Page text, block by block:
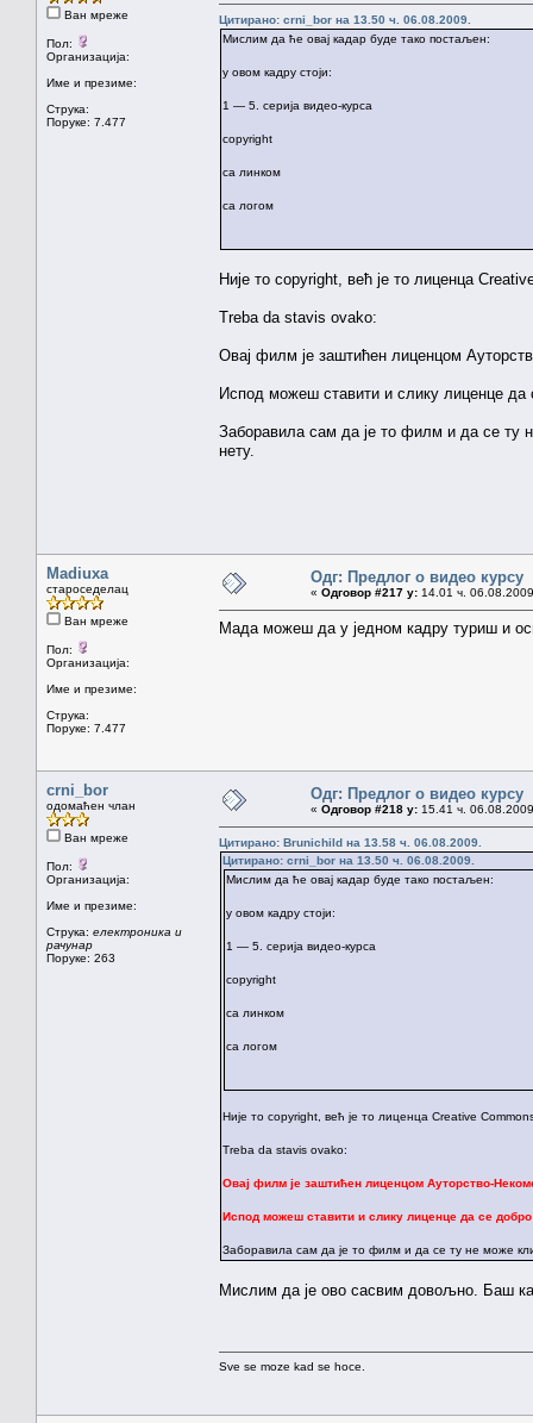
Ван мреже
Пол:
Организација:
Име и презиме:
Струка:
Поруке: 7.477
Цитирано: crni_bor на 13.50 ч. 06.08.2009.
Мислим да ће овај кадар буде тако постаљен:
у овом кадру стоји:
1 — 5. серија видео-курса
copyright
са линком
са логом
Није то copyright, већ је то лиценца
Treba da stavis ovako:
Овај филм је заштићен лиценцом
Испод можеш ставити и слику лиценце да
Заборавила сам да је то филм и да се ту
нету.
Madiuxa
староседелац
Ван мреже
Пол:
Организација:
Име и презиме:
Струка:
Поруке: 7.477
Одг: Предлог о видео курсу
« Одговор #217 у: 14.01 ч.
Мада можеш да у једном кадру туриш и
crni_bor
одомаћен члан
Ван мреже
Пол:
Организација:
Име и презиме:
Струка: електроника и
рачунар
Поруке: 263
Одг: Предлог о видео курсу
« Одговор #218 у: 15.41 ч.
Цитирано: Brunichild на 13.58 ч. 06.08.2009.
Цитирано: crni_bor на 13.50 ч. 06.08.2009.
Мислим да ће овај кадар буде тако постаљен:
у овом кадру стоји:
1 — 5. серија видео-курса
copyright
са линком
са логом
Није то copyright, већ је то лиценца Creative
Treba da stavis ovako:
Овај филм је заштићен лиценцом Ауторство-
Испод можеш ставити и слику лиценце да се
Заборавила сам да је то филм и да се ту не може
Мислим да је ово сасвим довољно. Баш
Sve se moze kad se hoce.